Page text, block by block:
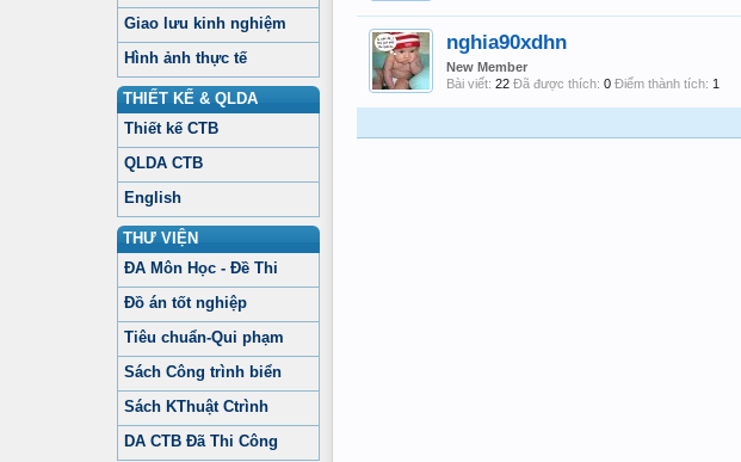
Giao lưu kinh nghiệm
Hình ảnh thực tế
THIẾT KẾ & QLDA
Thiết kế CTB
QLDA CTB
English
THƯ VIỆN
ĐA Môn Học - Đề Thi
Đồ án tốt nghiệp
Tiêu chuẩn-Qui phạm
Sách Công trình biển
Sách KThuật Ctrình
DA CTB Đã Thi Công
nghia90xdhn
New Member
Bài viết: 22 Đã được thích: 0 Điểm thành tích: 1